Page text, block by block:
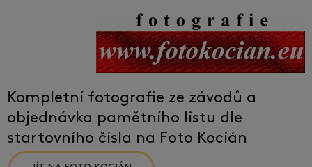
Kompletní fotografie ze závodů a
objednávka pamětního listu dle
startovního čísla na Foto Kocián